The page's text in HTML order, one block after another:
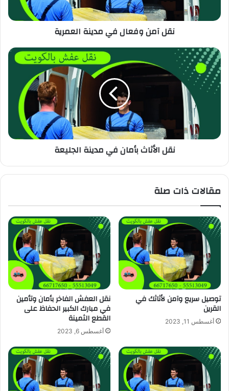
نقل آمن وفعال في مدينة العمرية
نقل الأثاث بأمان في مدينة الجليعة
مقالات ذات صلة
توصيل سريع وآمن لأثاثك في
القرين
أغسطس 11, 2023
نقل العفش الفاخر بأمان وتأمين
في مبارك الكبير الحفاظ على
القطع الثمينة
أغسطس 6, 2023